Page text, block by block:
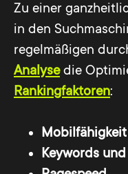
Zu einer
in den
regelmäßigen
Analysedie
Rankingfaktoren:
Mobilfähigkeit
Keywords und